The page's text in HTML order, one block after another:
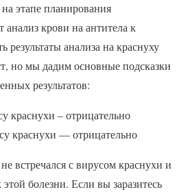
этапе планирования
анализ крови на антитела к
результаты анализа на краснуху
но мы дадим основные подсказки
результатов:
краснухи – отрицательно
краснухи — отрицательно
встречался с вирусом краснухи и
болезни. Если вы заразитесь